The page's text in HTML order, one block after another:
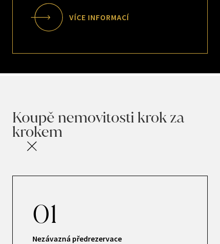
VÍCE INFORMACÍ
Koupě nemovitosti krok za
krokem
01
Nezávazná předrezervace